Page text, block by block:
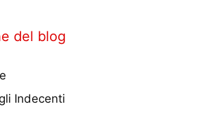
del blog
Indecenti